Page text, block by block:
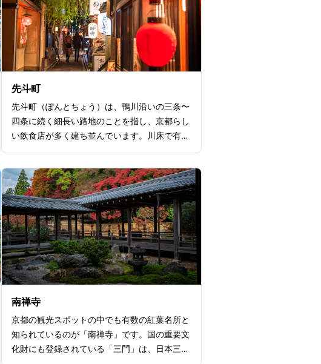
先斗町
先斗町（ぽんとちょう）は、鴨川沿いの三条〜
四条に続く細長い路地のことを指し、京都らし
い飲食店が多く建ち並んでいます。川床で有名
を活かした創作料理を手掛けるレストランなど
十人十色。昼間には、石畳で造られた道の京都
らしい雰囲気を楽しめるのもポイントですが、
夜になると赤提灯や納涼床に明かりが灯り、幻
想的な世界が広がります。夜の鴨川にはたくさ
んの学生やカップル、観光客が集まり、京都な
らではの雰囲気を堪能できること間違いなしで
す。
南禅寺
京都の観光スポットの中でも有数の紅葉名所と
知られているのが「南禅寺」です。国の重要文
化財にも登録されている「三門」は、日本三大